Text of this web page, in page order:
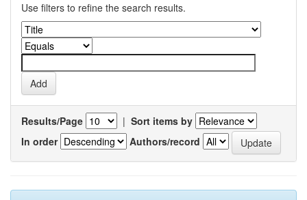
Use filters to refine the search results.
Results/Page | Sort items by
In order
Authors/record